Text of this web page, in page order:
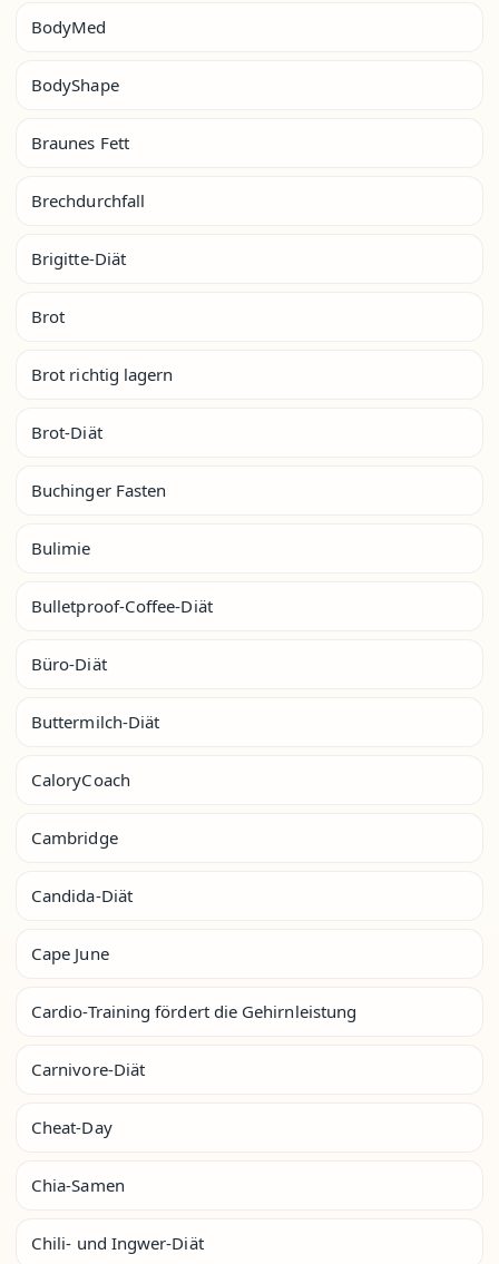
BodyMed
BodyShape
Braunes Fett
Brechdurchfall
Brigitte-Diät
Brot
Brot richtig lagern
Brot-Diät
Buchinger Fasten
Bulimie
Bulletproof-Coffee-Diät
Büro-Diät
Buttermilch-Diät
CaloryCoach
Cambridge
Candida-Diät
Cape June
Cardio-Training fördert die Gehirnleistung
Carnivore-Diät
Cheat-Day
Chia-Samen
Chili- und Ingwer-Diät